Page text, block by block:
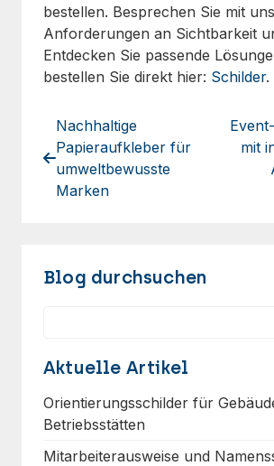
bestellen. Besprechen Sie mit
Anforderungen an Sichtbarkeit
Entdecken Sie passende
bestellen Sie direkt hier: Schilder.
Nachhaltige
Papieraufkleber für
umweltbewusste
Marken
mit
Blog durchsuchen
Aktuelle Artikel
Orientierungsschilder für
Betriebsstätten
Mitarbeiterausweise und